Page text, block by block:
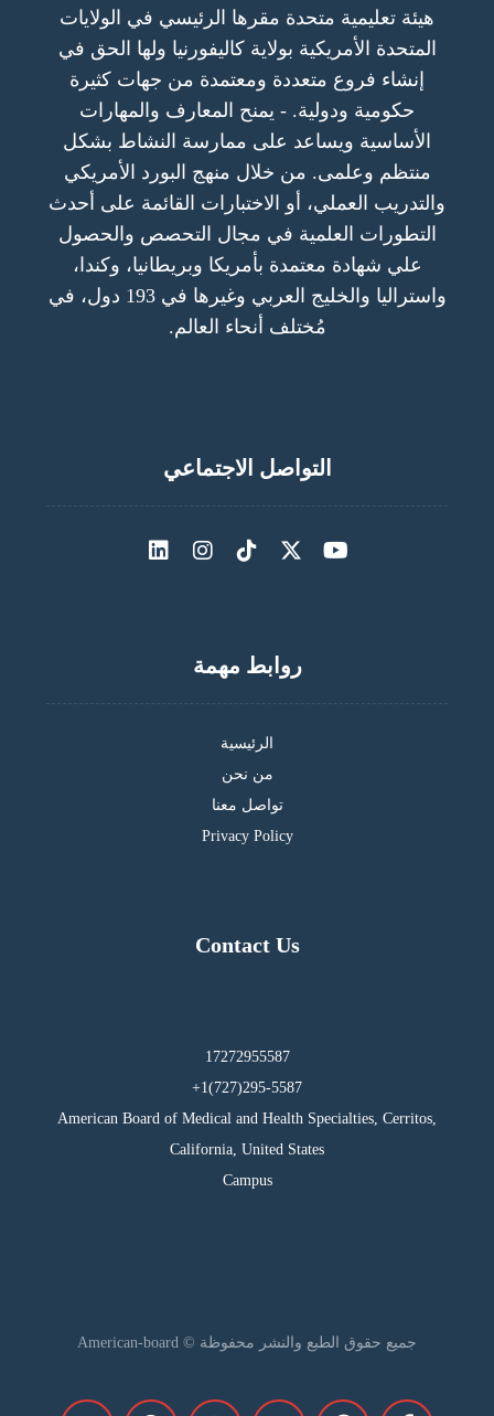
هيئة تعليمية متحدة مقرها الرئيسي في الولايات
المتحدة الأمريكية بولاية كاليفورنيا ولها الحق في
إنشاء فروع متعددة ومعتمدة من جهات كثيرة
حكومية ودولية. - يمنح المعارف والمهارات
الأساسية ويساعد على ممارسة النشاط بشكل
منتظم وعلمى. من خلال منهج البورد الأمريكي
والتدريب العملي، أو الاختبارات القائمة على أحدث
التطورات العلمية في مجال التحصص والحصول
علي شهادة معتمدة بأمريكا وبريطانيا، وكندا،
واستراليا والخليج العربي وغيرها في 193 دول، في
مُختلف أنحاء العالم.
التواصل الاجتماعي
روابط مهمة
الرئيسية
من نحن
تواصل معنا
Privacy Policy
Contact Us
17272955587
295-5587(727)1+
American Board of Medical and Health Specialties, Cerritos,
California, United States
Campus
جميع حقوق الطبع والنشر محفوظة © American-board